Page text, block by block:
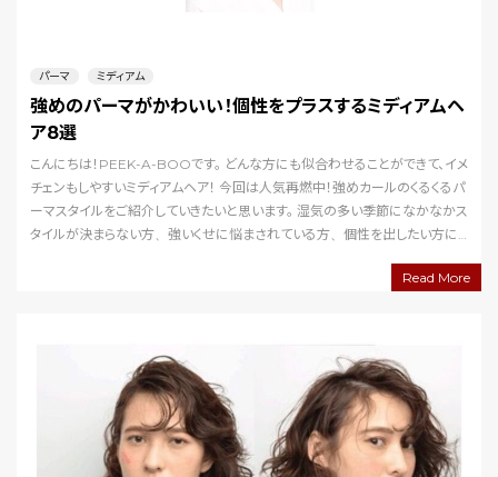
パーマ ミディアム
強めのパーマがかわいい！個性をプラスするミディアムヘ
ア8選
こんにちは！PEEK-A-BOOです。 どんな方にも似合わせることができて、イメ
チェンもしやすいミディアムヘア！ 今回は人気再燃中！強めカールのくるくるパ
ーマスタイルをご紹介していきたいと思います。 湿気の多い季節になかなかス
タイルが決まらない方、強いくせに悩まされている方、個性を出したい方に
Read More